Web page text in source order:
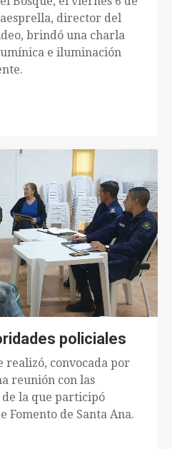
director del
brindó una charla
e iluminación
policiales
realizó, convocada por
reunión con las
la que participó
Fomento de Santa Ana.